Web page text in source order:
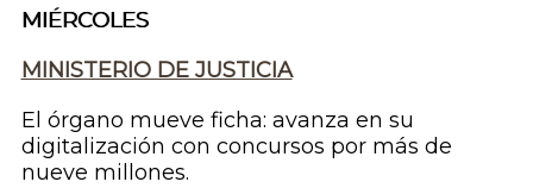
MIÉRCOLES
MINISTERIO DE JUSTICIA
El órgano mueve ficha: avanza en su
digitalización con concursos por más de
nueve millones.